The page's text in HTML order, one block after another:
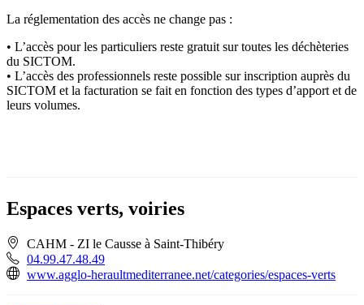
La réglementation des accès ne change pas :
• L’accès pour les particuliers reste gratuit sur toutes les déchèteries
du SICTOM.
• L’accès des professionnels reste possible sur inscription auprès du
SICTOM et la facturation se fait en fonction des types d’apport et de
leurs volumes.
Espaces verts, voiries
CAHM - ZI le Causse à Saint-Thibéry
04.99.47.48.49
www.agglo-heraultmediterranee.net/categories/espaces-verts